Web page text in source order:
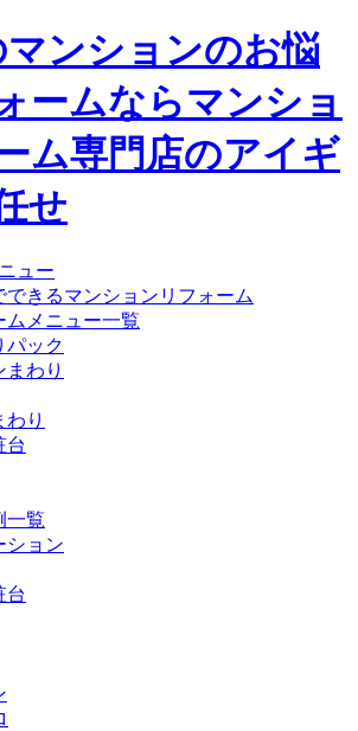
ュー
できるマンションリフォーム
ムメニュー一覧
パック
まわり
わり
台
一覧
ション
台